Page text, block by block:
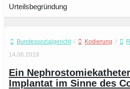
Urteilsbegründung
Bundessozialgericht / Kodierung /
14.06.2019
Ein
Implantat im Sinne des